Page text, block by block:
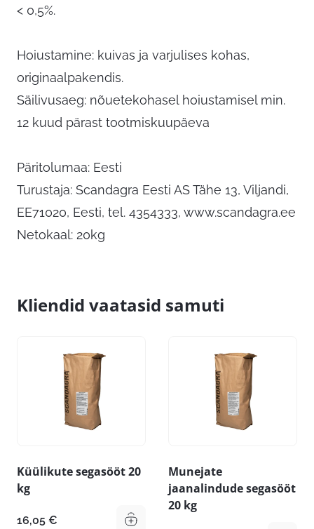
< 0,5%.
Hoiustamine: kuivas ja varjulises kohas,
originaalpakendis.
Säilivusaeg: nõuetekohasel hoiustamisel min.
12 kuud pärast tootmiskuupäeva
Päritolumaa: Eesti
Turustaja: Scandagra Eesti AS Tähe 13, Viljandi,
EE71020, Eesti, tel. 4354333, www.scandagra.ee
Netokaal: 20kg
Kliendid vaatasid samuti
Küülikute segasööt 20
kg
16,05 €
Munejate
jaanalindude segasööt
20 kg